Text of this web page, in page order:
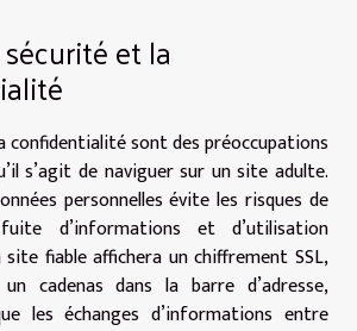
et la
confidentialité sont des préoccupations
s’agit de naviguer sur un site adulte.
personnelles évite les risques de
d’informations et d’utilisation
site fiable affichera un chiffrement SSL,
cadenas dans la barre d’adresse,
les échanges d’informations entre